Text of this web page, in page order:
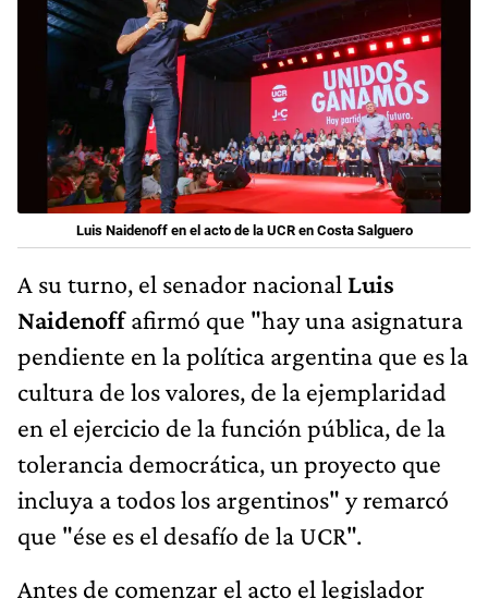
Luis Naidenoff en el acto de la UCR en Costa Salguero
A su turno, el senador nacional Luis
Naidenoffafirmó que "hay una asignatura
pendiente en la política argentina que es la
cultura de los valores, de la ejemplaridad
en el ejercicio de la función pública, de la
tolerancia democrática, un proyecto que
incluya a todos los argentinos" y remarcó
que "ése es el desafío de la UCR".
Antes de comenzar el acto el legislador